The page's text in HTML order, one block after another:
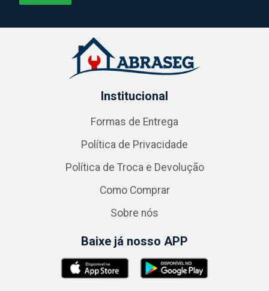
Institucional
Formas de Entrega
Política de Privacidade
Política de Troca e Devolução
Como Comprar
Sobre nós
Baixe já nosso APP